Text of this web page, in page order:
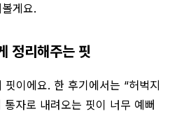
게요.
정리해주는 핏
이에요. 한 후기에서는 “허벅지
자로 내려오는 핏이 너무 예뻐